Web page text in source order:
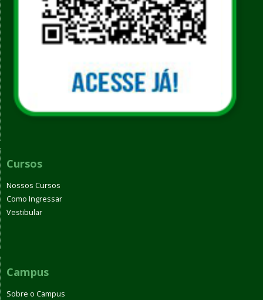
Cursos
Nossos Cursos
Como Ingressar
Vestibular
Campus
Sobre o Campus